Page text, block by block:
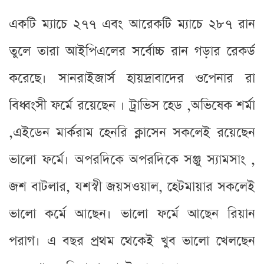
একটি ম্যাচে ২৭৭ এবং আরেকটি ম্যাচে ২৮৭ রান
তুলে তারা আইপিএলের সর্বোচ্চ রান গড়ার রেকর্ড
করেছে। সানরাইজার্স হায়দ্রাবাদের ওপেনার রা
বিধ্বংসী ফর্মে রয়েছেন । ট্রাভিস হেড ,অভিষেক শর্মা
,এইডেন মার্করাম হেনরি ক্লাসেন সকলেই রয়েছেন
ভালো ফর্মে। অপরদিকে অপরদিকে সঞ্জু স্যামসাং ,
জশ বাটলার, যশস্বী জয়সওয়াল, হেটমায়ার সকলেই
ভালো কর্মে আছেন। ভালো ফর্মে আছেন রিয়ান
পরাগ। এ বছর প্রথম থেকেই খুব ভালো খেলছেন